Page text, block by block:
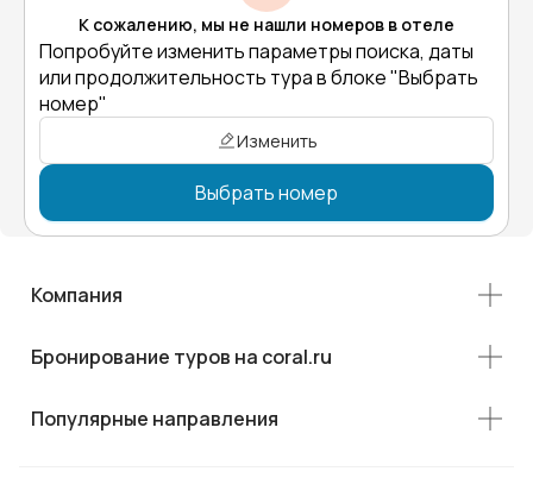
К сожалению, мы не нашли номеров в отеле
Попробуйте изменить параметры поиска, даты
или продолжительность тура в блоке "Выбрать
номер"
Изменить
Выбрать номер
Компания
Бронирование туров на coral.ru
Популярные направления